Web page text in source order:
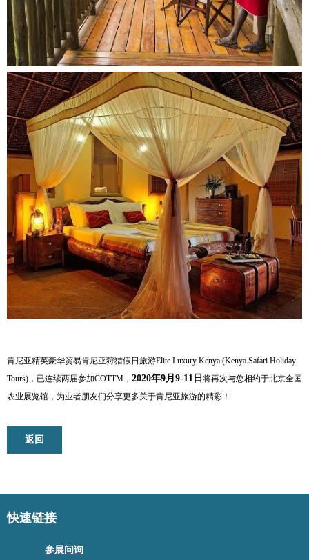
肯尼亚精英豪华贸易肯尼亚狩猎假日旅游Elite Luxury Kenya (Kenya Safari Holiday
Tours)，已连续两届参加COTTM， 2020年9月9-11日 将再次与您相约于北京全国
农业展览馆，为业者朋友们分享更多关于肯尼亚旅游的精彩！
返回
快速链接
参展问询